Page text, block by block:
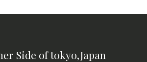
Side of tokyo,Japan